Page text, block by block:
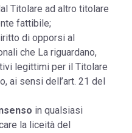
Titolare ad altro titolare
fattibile;
di opporsi al
che La riguardano,
legittimi per il Titolare
ai sensi dell’art. 21 del
in qualsiasi
la liceità del